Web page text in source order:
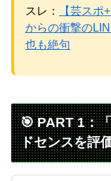
スレ：
【芸ス
からの衝撃の
也も絶句
🎯 PART 1：
ドセンスを評